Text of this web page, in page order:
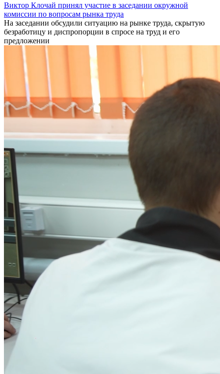
Виктор Клочай принял участие в заседании окружной
комиссии по вопросам рынка труда
На заседании обсудили ситуацию на рынке труда, скрытую
безработицу и диспропорции в спросе на труд и его
предложении